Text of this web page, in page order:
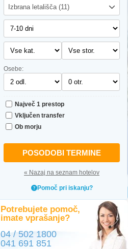
Izbrana letališča (11)
Osebe:
Največ 1 prestop
Vključen transfer
Ob morju
POSODOBI TERMINE
« Nazaj na seznam hotelov
Pomoč pri iskanju?
Potrebujete pomoč,
imate vprašanje?
04 / 502 1800
041 691 851